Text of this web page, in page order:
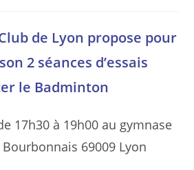
de Lyon propose pour
2 séances d’essais
le Badminton
17h30 à 19h00 au gymnase
69009 Lyon